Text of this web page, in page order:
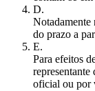
D.
Notadamente
do prazo a
E.
Para efeitos
oficial ou por